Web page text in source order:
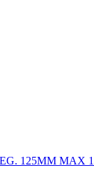
125MM MAX